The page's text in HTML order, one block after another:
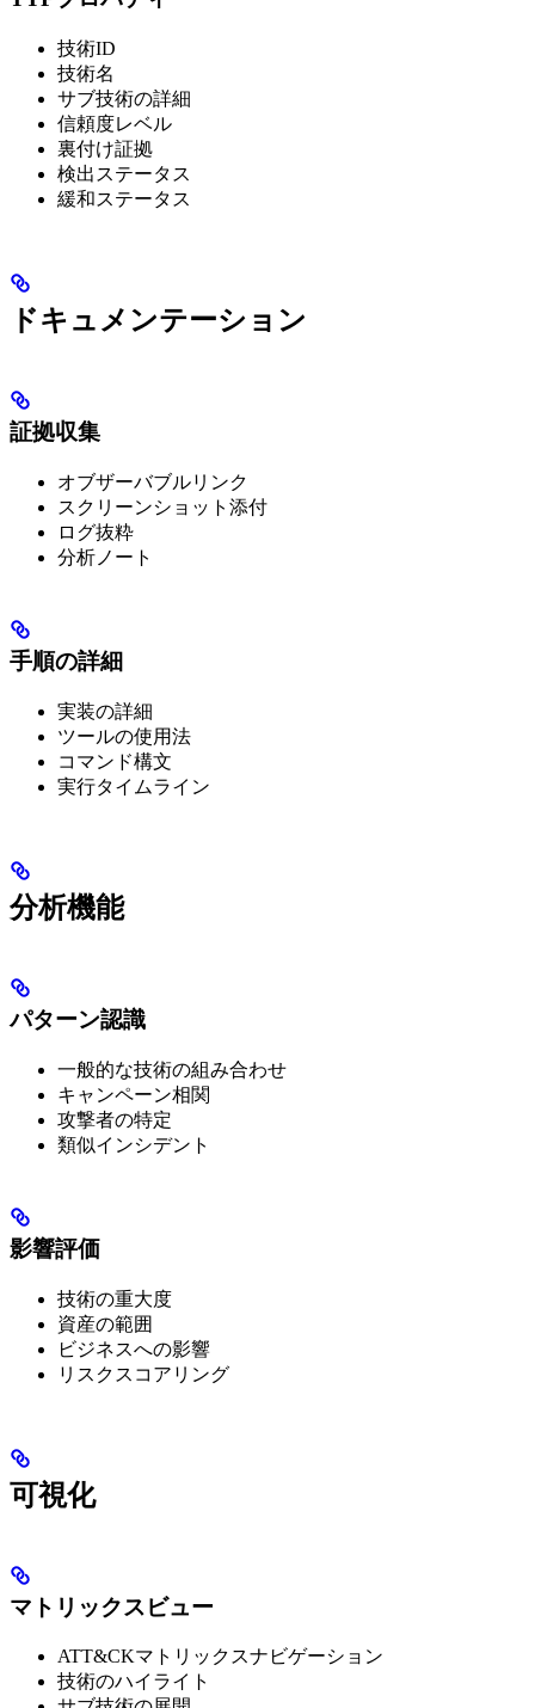
技術ID
技術名
サブ技術の詳細
信頼度レベル
裏付け証拠
検出ステータス
緩和ステータス
ドキュメンテーション
証拠収集
オブザーバブルリンク
スクリーンショット添付
ログ抜粋
分析ノート
手順の詳細
実装の詳細
ツールの使用法
コマンド構文
実行タイムライン
分析機能
パターン認識
一般的な技術の組み合わせ
キャンペーン相関
攻撃者の特定
類似インシデント
影響評価
技術の重大度
資産の範囲
ビジネスへの影響
リスクスコアリング
可視化
マトリックスビュー
ATT&CKマトリックスナビゲーション
技術のハイライト